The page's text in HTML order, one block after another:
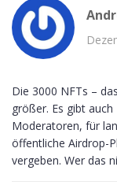
Die 3000 NFTs –
größer. Es gibt
Moderatoren, für
öffentliche Airdrop-
vergeben. Wer das